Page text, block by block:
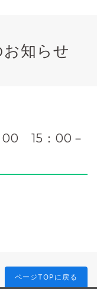
知らせ
00 15：00－
ページTOPに戻る